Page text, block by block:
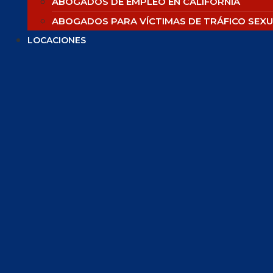
ABOGADOS PARA VÍCTIMAS DE TRÁFICO
LOCACIONES